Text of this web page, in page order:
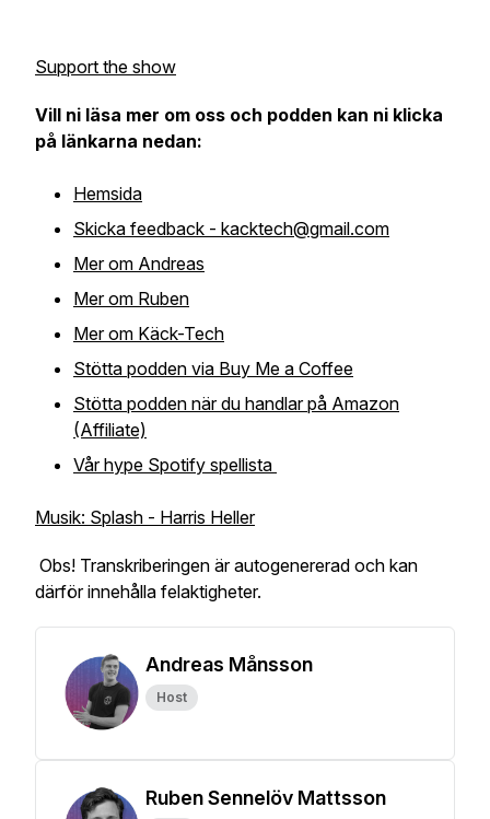
Support the show
Vill ni läsa mer om oss och podden kan ni klicka
på länkarna nedan:
Hemsida
Skicka feedback - kacktech@gmail.com
Mer om Andreas
Mer om Ruben
Mer om Käck-Tech
Stötta podden via Buy Me a Coffee
Stötta podden när du handlar på Amazon
(Affiliate)
Vår hype Spotify spellista
Musik: Splash - Harris Heller
Obs! Transkriberingen är autogenererad och kan
därför innehålla felaktigheter.
Andreas Månsson
Host
Ruben Sennelöv Mattsson